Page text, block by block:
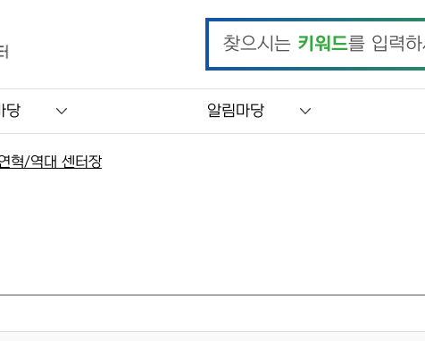
찾으시는 키워드를 입력
당 알림마당
혁/역대 센터장